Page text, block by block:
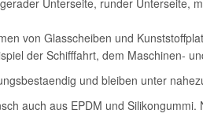
Unterseite, runder Unterseite,
von Glasscheiben und
der Schifffahrt, dem Maschinen-
und bleiben unter
auch aus EPDM und